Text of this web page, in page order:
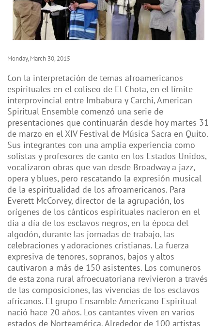
Monday, March 30, 2015
Con la interpretación de temas afroamericanos
espirituales en el coliseo de El Chota, en el límite
interprovincial entre Imbabura y Carchi, American
Spiritual Ensemble comenzó una serie de
presentaciones que continuarán desde hoy martes 31
de marzo en el XIV Festival de Música Sacra en Quito.
Sus integrantes con una amplia experiencia como
solistas y profesores de canto en los Estados Unidos,
vocalizaron obras que van desde Broadway a jazz,
opera y blues, pero rescatando la expresión musical
de la espiritualidad de los afroamericanos. Para
Everett McCorvey, director de la agrupación, los
orígenes de los cánticos espirituales nacieron en el
día a día de los esclavos negros, en la época del
algodón, durante las jornadas de trabajo, las
celebraciones y adoraciones cristianas. La fuerza
expresiva de tenores, sopranos, bajos y altos
cautivaron a más de 150 asistentes. Los comuneros
de esta zona rural afroecuatoriana revivieron a través
de las composiciones, las vivencias de los esclavos
africanos. El grupo Ensamble Americano Espiritual
nació hace 20 años. Los cantantes viven en varios
estados de Norteamérica. Alrededor de 100 artistas